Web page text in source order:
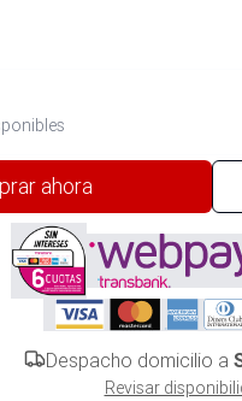
ahora
Despacho domicilio a
Revisar